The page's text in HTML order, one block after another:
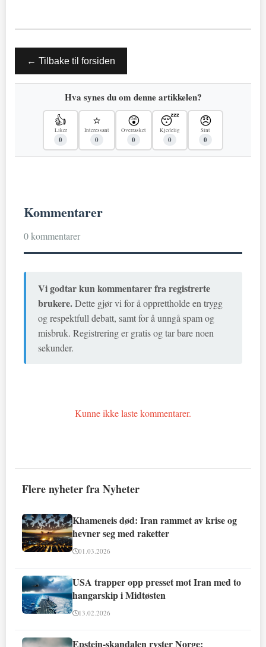
← Tilbake til forsiden
Hva synes du om denne artikkelen?
👍
Liker
0
⭐
Interessant
0
😲
Overrasket
0
😴
Kjedelig
0
😠
Sint
0
Kommentarer
0 kommentarer
Vi godtar kun kommentarer fra registrerte
brukere.Dette gjør vi for å opprettholde en trygg
og respektfull debatt, samt for å unngå spam og
misbruk. Registrering er gratis og tar bare noen
sekunder.
Kunne ikke laste kommentarer.
Flere nyheter fra Nyheter
Khameneis død: Iran rammet av krise og
hevner seg med raketter
01.03.2026
USA trapper opp presset mot Iran med to
hangarskip i Midtøsten
13.02.2026
Epstein-skandalen ryster Norge: